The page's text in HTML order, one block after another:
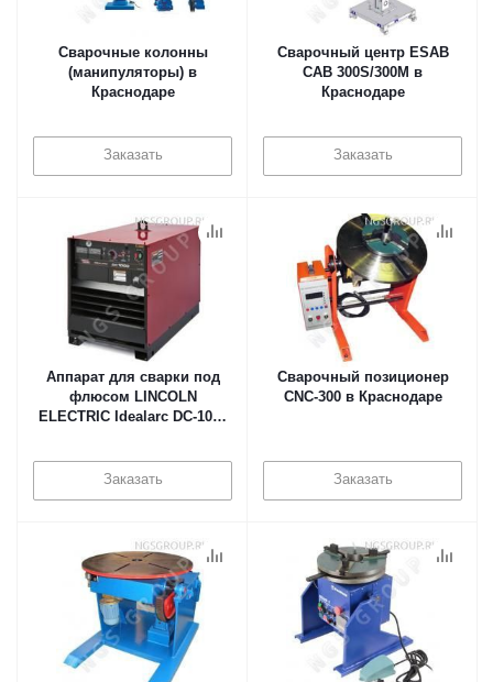
Сварочные колонны
(манипуляторы) в
Краснодаре
Заказать
Сварочный центр ESAB
CAB 300S/300M в
Краснодаре
Заказать
Аппарат для сварки под
флюсом LINCOLN
ELECTRIC Idealarc DC-1000
Заказать
Сварочный позиционер
CNC-300 в Краснодаре
Заказать